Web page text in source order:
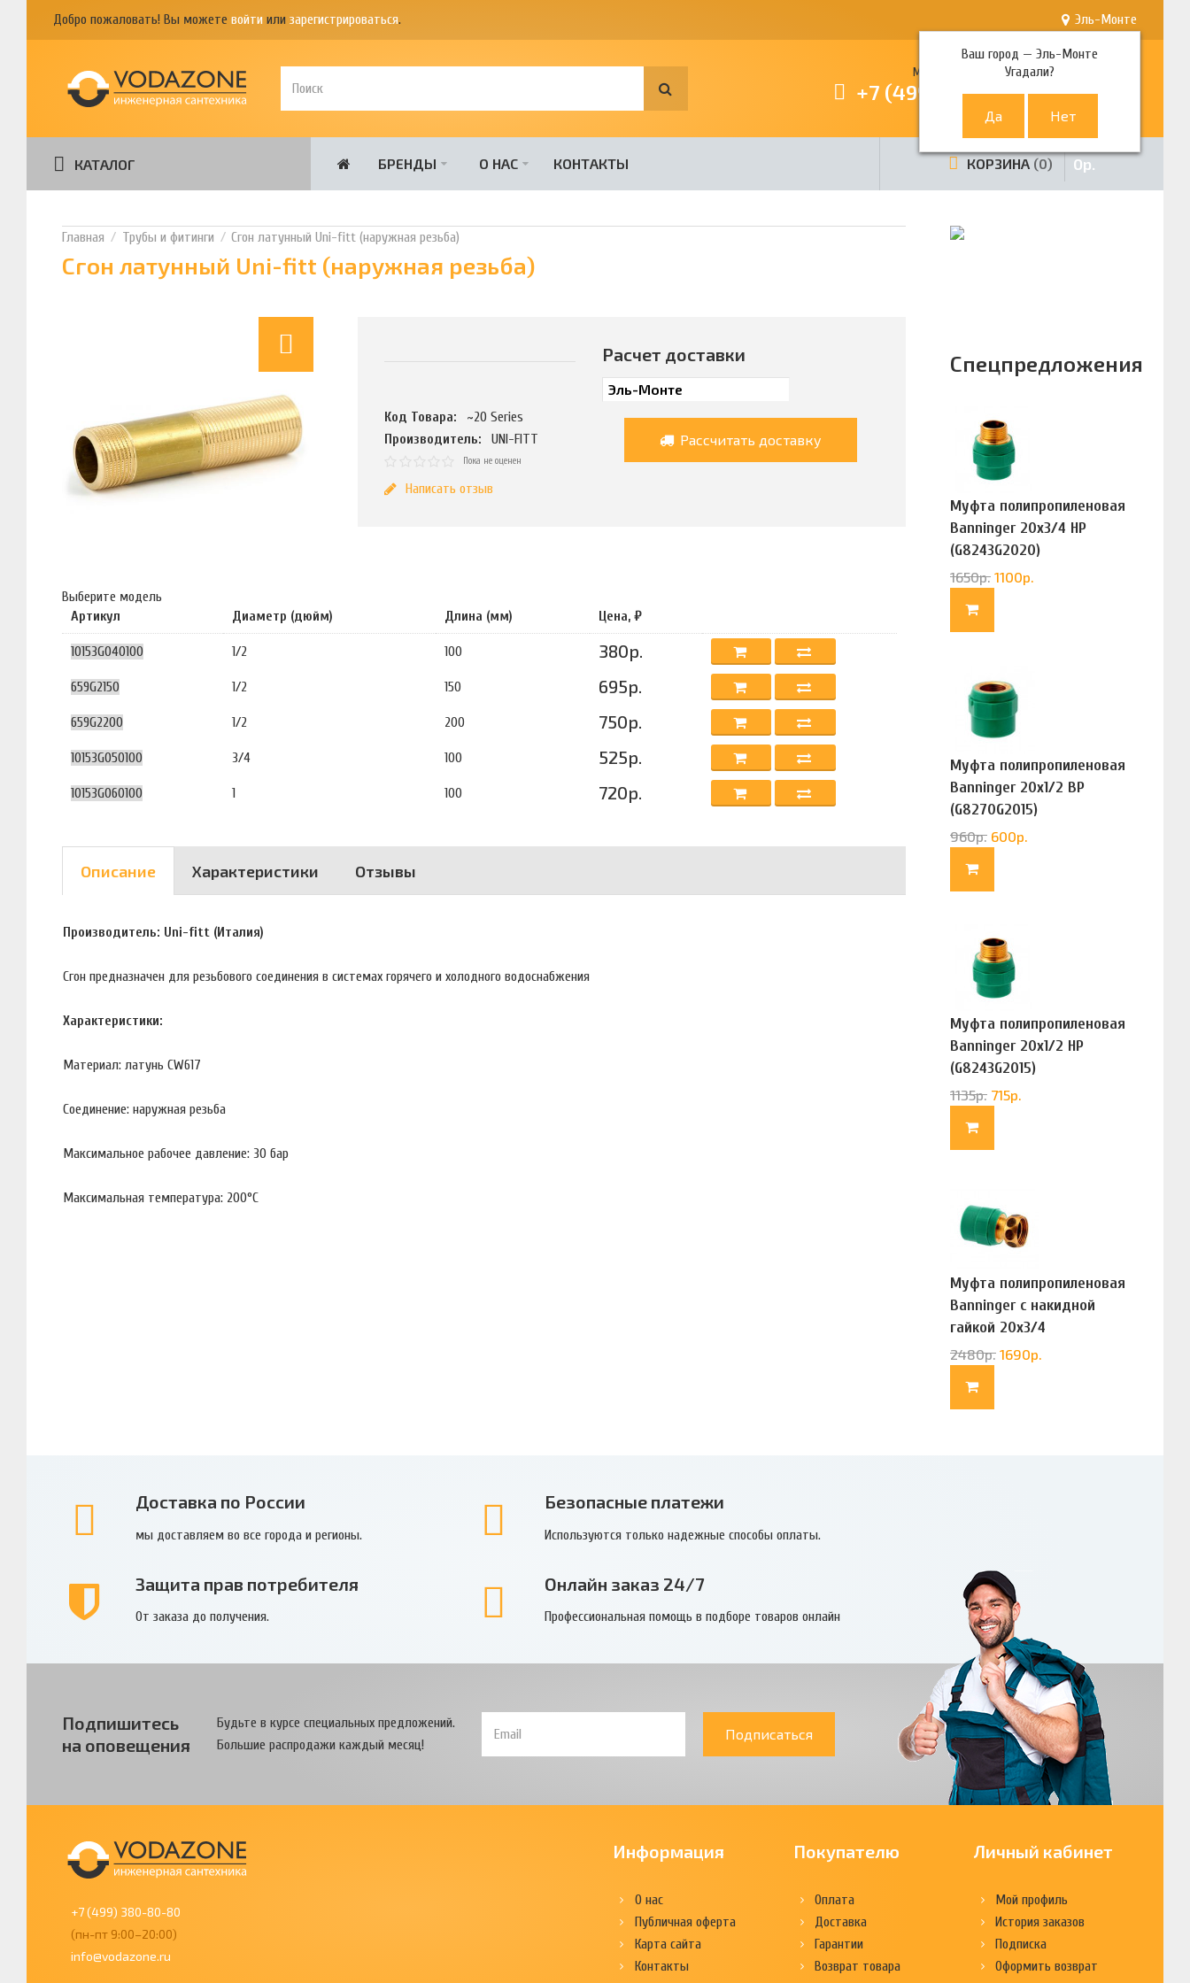
Добро пожаловать! Вы можете войти или зарегистрироваться. Эль-Монте
Ваш город —Эль-Монте
Угадали?
Многоканальный телефон
+7 (499) 380-80-80
КАТАЛОГ БРЕНДЫ О НАС КОНТАКТЫ КОРЗИНА 0 0р.
Трубы и фитинги Сгон латунный Uni-fitt (наружная резьба)
Сгон латунный Uni-fitt (наружная резьба)
Код Товара:
~20 Series
Производитель:
UNI-FITT
Пока не оценен
Написать отзыв
Расчет доставки
Рассчитать доставку
Выберите модель
Артикул
Диаметр (дюйм) Длина (мм) Цена, ₽
10153G040100 1/2 100 380р.
659G2150 1/2 150 695р.
659G2200 1/2 200 750р.
10153G050100 3/4 100 525р.
10153G060100 1 100 720р.
Описание Характеристики Отзывы
Производитель: Uni-fitt (Италия)
Сгон предназначен для резьбового соединения в системах горячего и холодного водоснабжения
Характеристики:
Материал: латунь CW617
Соединение: наружная резьба
Максимальное рабочее давление: 30 бар
Максимальная температура: 200°С
Спецпредложения
Муфта полипропиленовая
Banninger 20х3/4 НР
(G8243G2020)
1650р. 1100р.
Муфта полипропиленовая
Banninger 20х1/2 ВР
(G8270G2015)
960р. 600р.
Муфта полипропиленовая
Banninger 20х1/2 НР
(G8243G2015)
1135р. 715р.
Муфта полипропиленовая
Banninger с накидной
гайкой 20х3/4
(G83322020)
2480р. 1690р.
Доставка по России
мы доставляем во все города и регионы.
Безопасные платежи
Используются только надежные способы оплаты.
Защита прав потребителя
От заказа до получения.
Онлайн заказ 24/7
Профессиональная помощь в подборе товаров онлайн
Подпишитесь
на оповещения
Будьте в курсе специальных предложений.
Большие распродажи каждый месяц!
Подписаться
+7 (499) 380-80-80
(пн-пт 9:00–20:00)
info@vodazone.ru
Информация
О нас
Публичная оферта
Карта сайта
Контакты
Покупателю
Оплата
Доставка
Гарантии
Возврат товара
Личный кабинет
Мой профиль
История заказов
Подписка
Оформить возврат